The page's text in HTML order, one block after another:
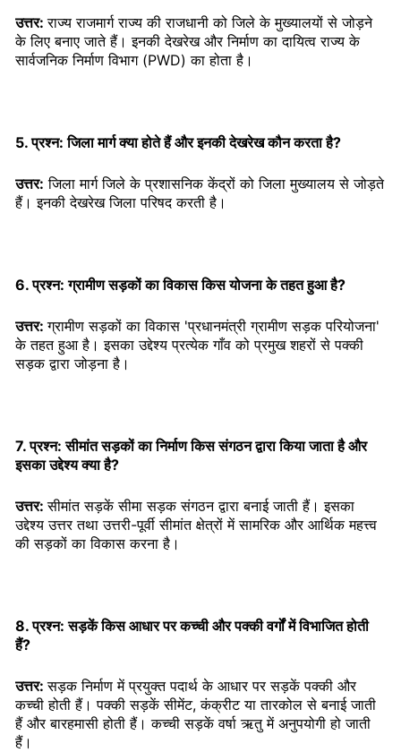
उत्तर:राज्य राजमार्ग राज्य की राजधानी को जिले के मुख्यालयों से जोड़ने
के लिए बनाए जाते हैं। इनकी देखरेख और निर्माण का दायित्व राज्य के
सार्वजनिक निर्माण विभाग (PWD) का होता है।
5. प्रश्न: जिला मार्ग क्या होते हैं और इनकी देखरेख कौन करता है?
उत्तर: जिला मार्ग जिले के प्रशासनिक केंद्रों को जिला मुख्यालय से जोड़ते
हैं। इनकी देखरेख जिला परिषद करती है।
6. प्रश्न: ग्रामीण सड़कों का विकास किस योजना के तहत हुआ है?
उत्तर:ग्रामीण सड़कों का विकास 'प्रधानमंत्री ग्रामीण सड़क परियोजना'
के तहत हुआ है। इसका उद्देश्य प्रत्येक गाँव को प्रमुख शहरों से पक्की
सड़क द्वारा जोड़ना है।
7. प्रश्न: सीमांत सड़कों का निर्माण किस संगठन द्वारा किया जाता है और
इसका उद्देश्य क्या है?
उत्तर:सीमांत सड़कें सीमा सड़क संगठन द्वारा बनाई जाती हैं। इसका
उद्देश्य उत्तर तथा उत्तरी-पूर्वी सीमांत क्षेत्रों में सामरिक और आर्थिक महत्त्व
की सड़कों का विकास करना है।
8. प्रश्न: सड़कें किस आधार पर कच्ची और पक्की वर्गों में विभाजित होती
हैं?
उत्तर:सड़क निर्माण में प्रयुक्त पदार्थ के आधार पर सड़कें पक्की और
कच्ची होती हैं। पक्की सड़कें सीमेंट, कंक्रीट या तारकोल से बनाई जाती
हैं और बारहमासी होती हैं। कच्ची सड़कें वर्षा ऋतु में अनुपयोगी हो जाती
हैं।